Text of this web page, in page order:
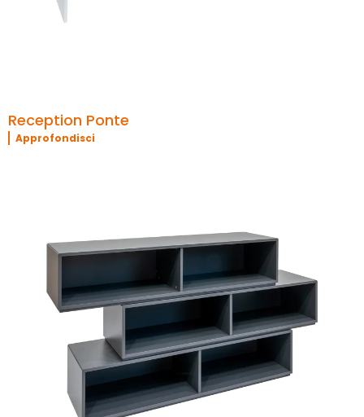
Reception Ponte
Approfondisci